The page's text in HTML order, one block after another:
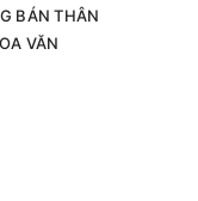
BÁN THÂN
VĂN